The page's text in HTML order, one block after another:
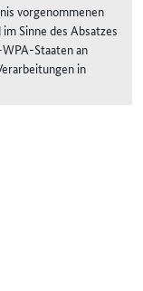
vorgenommenen
Sinne des Absatzes
Staaten an
in